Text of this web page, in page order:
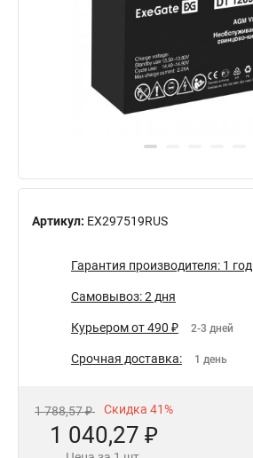
Артикул: EX297519RUS
Гарантия производителя: 1 год
Самовывоз: 2 дня
Курьером от 490 ₽ 2-3 дней
Срочная доставка: 1 день
1 788,57 ₽ Скидка 41%
1 040,27 ₽